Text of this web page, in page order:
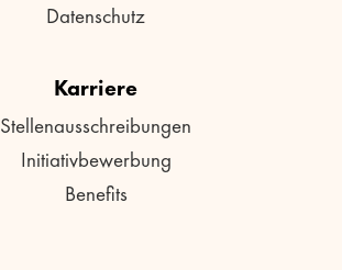
Datenschutz
Karriere
Stellenausschreibungen
Initiativbewerbung
Benefits